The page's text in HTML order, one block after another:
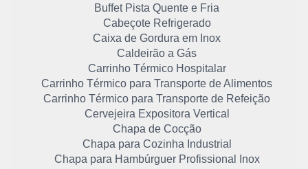
Buffet Pista Quente e Fria
Cabeçote Refrigerado
Caixa de Gordura em Inox
Caldeirão a Gás
Carrinho Térmico Hospitalar
Carrinho Térmico para Transporte de Alimentos
Carrinho Térmico para Transporte de Refeição
Cervejeira Expositora Vertical
Chapa de Cocção
Chapa para Cozinha Industrial
Chapa para Hambúrguer Profissional Inox